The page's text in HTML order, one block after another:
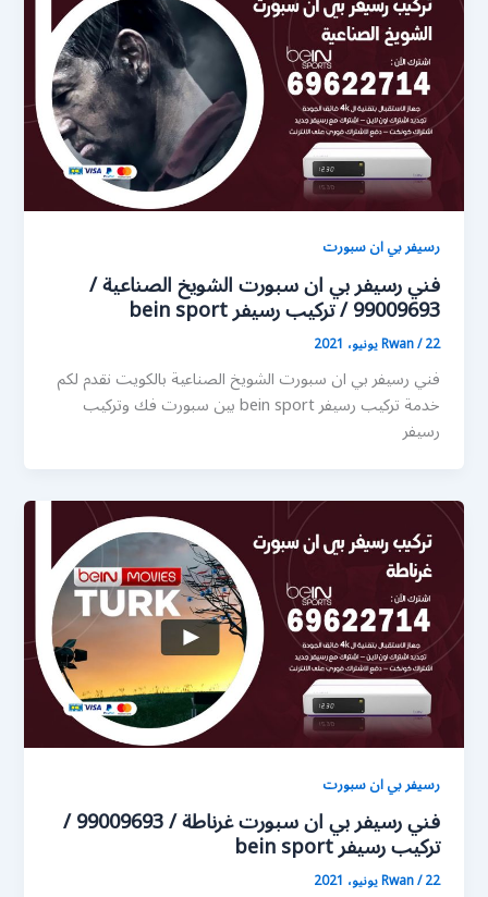
رسيفر بي ان سبورت
فني رسيفر بي ان سبورت الشويخ الصناعية /
99009693 / تركيب رسيفر bein sport
Rwan/22 يونيو، 2021
فني رسيفر بي ان سبورت الشويخ الصناعية بالكويت نقدم لكم
خدمة تركيب رسيفر bein sport بين سبورت فك وتركيب
رسيفر
رسيفر بي ان سبورت
فني رسيفر بي ان سبورت غرناطة / 99009693 /
تركيب رسيفر bein sport
Rwan/22 يونيو، 2021